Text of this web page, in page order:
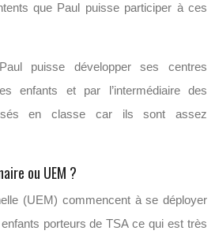
que Paul puisse participer à ces
puisse développer ses centres
enfants et par l’intermédiaire des
en classe car ils sont assez
ou UEM ?
(UEM) commencent à se déployer
porteurs de TSA ce qui est très